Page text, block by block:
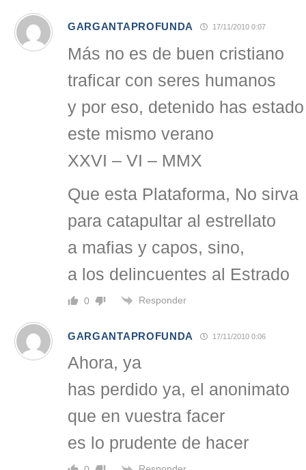
GARGANTAPROFUNDA 17/11/2010 0:07
Más no es de buen cristiano
traficar con seres humanos
y por eso, detenido has estado
este mismo verano
XXVI – VI – MMX
Que esta Plataforma, No sirva
para catapultar al estrellato
a mafias y capos, sino,
a los delincuentes al Estrado
0 Responder
GARGANTAPROFUNDA 17/11/2010 0:06
Ahora, ya
has perdido ya, el anonimato
que en vuestra facer
es lo prudente de hacer